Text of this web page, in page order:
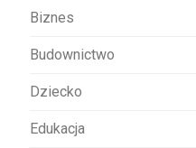
Biznes
Budownictwo
Dziecko
Edukacja